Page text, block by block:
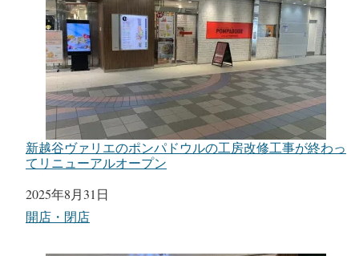
新越谷ヴァリエのポンパドウルの工房改修工事が終わっ
てリニューアルオープン
日付
2025年8月31日
関連理由
開店・閉店